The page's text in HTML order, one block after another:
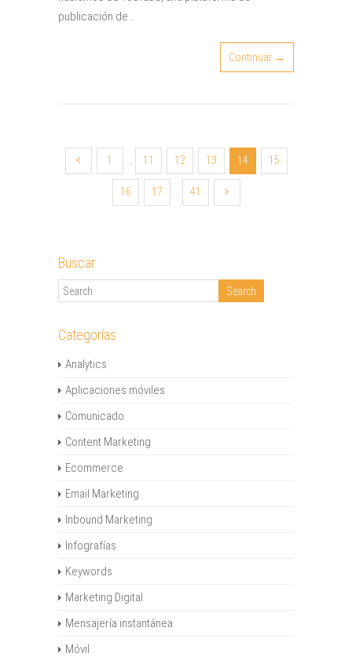
publicación de…
Continuar →
1 11 12 13 14 15
16 17 41
Buscar
Categorías
Analytics
Aplicaciones móviles
Comunicado
Content Marketing
Ecommerce
Email Marketing
Inbound Marketing
Infografías
Keywords
Marketing Digital
Mensajería instantánea
Móvil